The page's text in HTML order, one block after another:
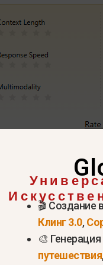
Попробуйте
🎬 Создание
Клинг 3.0,
🎨
путешествия